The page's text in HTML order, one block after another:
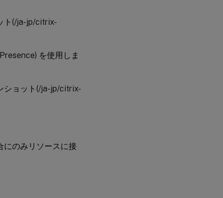
ト(/ja-jp/citrix-
を使用しま
ショット(/ja-jp/citrix-
にのみリソースに接